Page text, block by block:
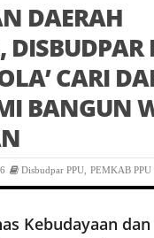
DAERAH
DISBUDPAR
CARI
BANGUN
Disbudpar PPU PEMKAB PPU
Kebudayaan